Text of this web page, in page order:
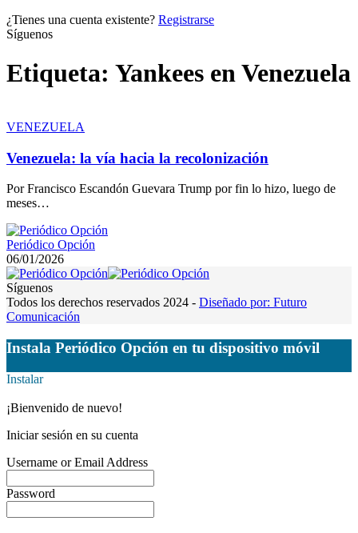
¿Tienes una cuenta existente? Registrarse
Síguenos
Etiqueta: Yankees en Venezuela
VENEZUELA
Venezuela: la vía hacia la recolonización
Por Francisco Escandón Guevara Trump por fin lo hizo, luego de
meses…
Periódico Opción
06/01/2026
Síguenos
Todos los derechos reservados 2024 - Diseñado por: Futuro
Comunicación
Instala Periódico Opción en tu dispositivo móvil
Instalar
¡Bienvenido de nuevo!
Iniciar sesión en su cuenta
Username or Email Address
Password